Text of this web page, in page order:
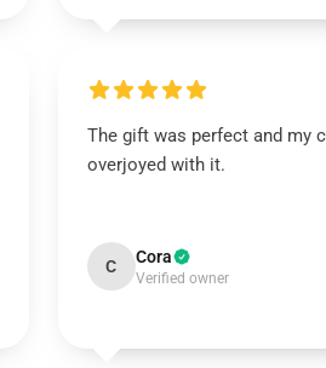
The gift was perfect and my
overjoyed with it.
C Cora
Verified owner